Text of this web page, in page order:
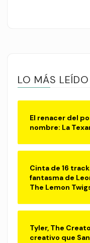
LO MÁS LEÍDO
El renacer del
nombre: La
Cinta de 16
fantasma de
The Lemon
Tyler, The
creativo que